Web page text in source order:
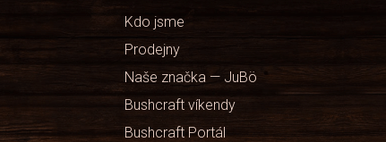
Kdo jsme
Prodejny
Naše značka — JuBö
Bushcraft víkendy
Bushcraft Portál